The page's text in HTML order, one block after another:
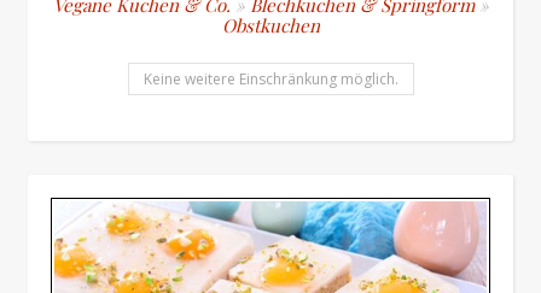
Vegane Kuchen & Co. » Blechkuchen & Springform»
Obstkuchen
Keine weitere Einschränkung möglich.